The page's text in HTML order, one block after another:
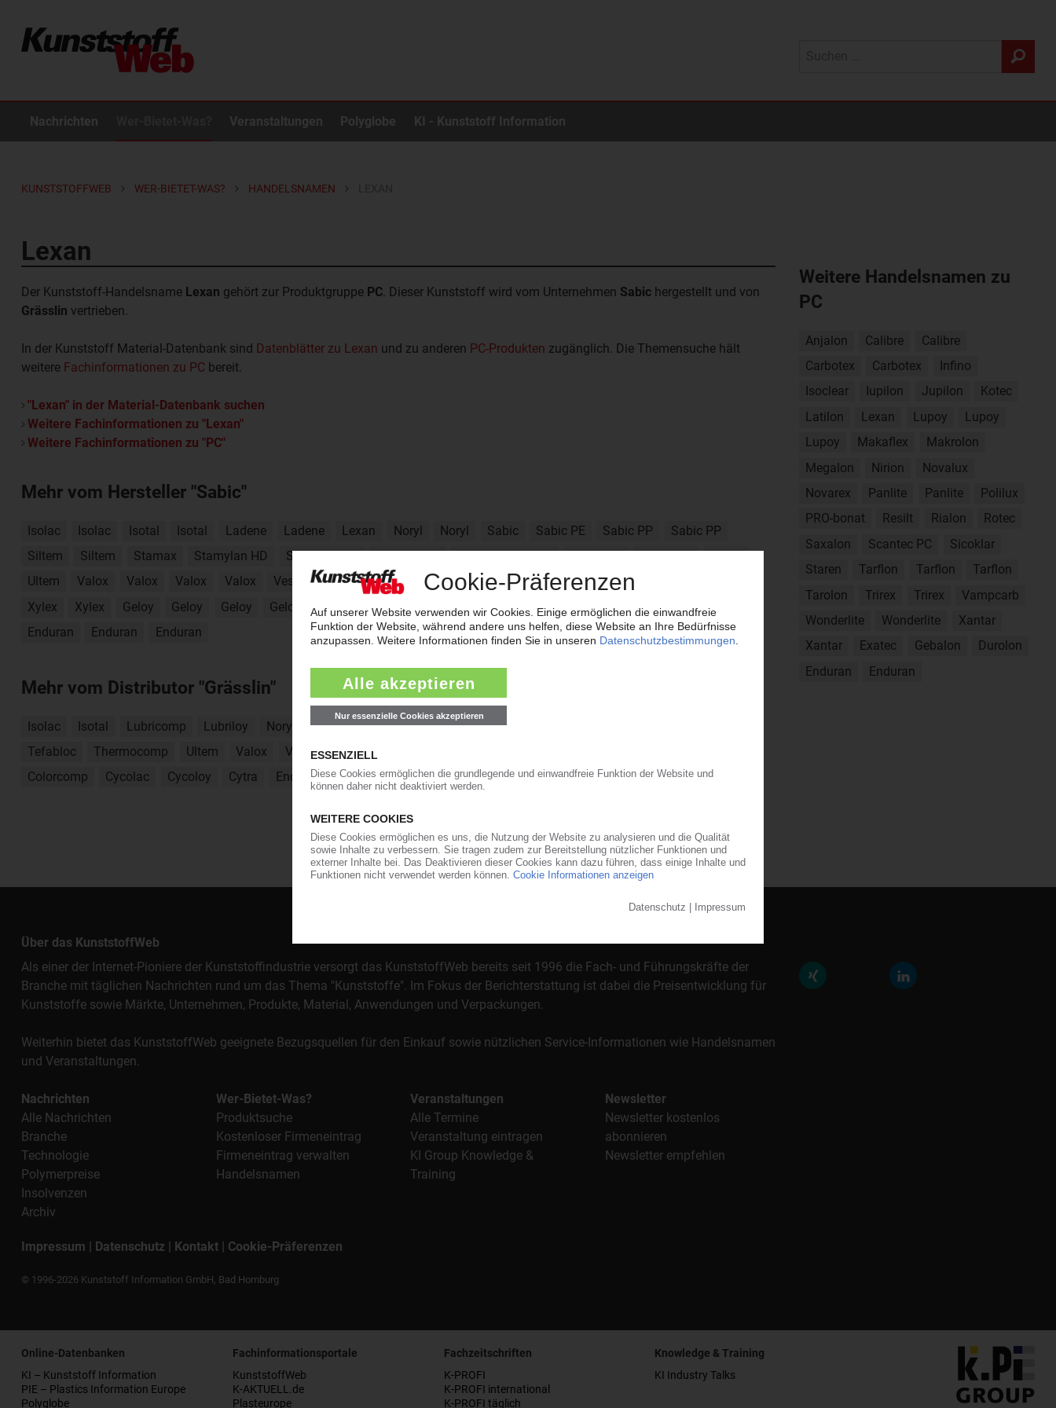
Nachrichten Veranstaltungen Polyglobe KI - Kunststoff Information
KUNSTSTOFFWEB WER-BIETET-WAS? HANDELSNAMEN
Lexan
Der Kunststoff-Handelsname Lexan gehört zur Produktgruppe PC . Dieser Kunststoff wird vom Unternehmen Sabic hergestellt und von
Grässlin vertrieben.
In der Kunststoff Material-Datenbank sind Datenblätter zu Lexan und zu anderen PC-Produkten zugänglich. Die Themensuche hält
weitere Fachinformationen zu PC bereit.
"Lexan" in der Material-Datenbank suchen
Weitere Fachinformationen zu "Lexan"
Weitere Fachinformationen zu "PC"
Mehr vom Hersteller "Sabic"
Isolac Isolac Isotal Isotal Ladene Ladene Lexan Noryl Noryl Sabic Sabic PE Sabic PP
Sabic PP
Siltem
Siltem Stamax Stamylan HD Stamylan LD Stamylan P Stamylan UHMW Stamylex Stamytec
Ultem
Ultem
Valox Valox Valox Valox Vestolen A Vestolen A Vestolen E Vestolen P Vestolen P
Xylex
Xylex Geloy Geloy Geloy Geloy Cycolac Cycolac Cycoloy Cycoloy Cytra Cytra
Enduran
Enduran
Enduran Enduran
Mehr vom Distributor "Grässlin"
Isolac Isotal Lubricomp Lubriloy Noryl Ryton Siltem Staramide Starflam
Tefabloc
Thermocomp Ultem Valox Valox Verton
Colorcomp
Cycolac Cycoloy Cytra Enduran Enduran
Weitere Handelsnamen zu
PC
Anjalon Calibre
Calibre
Carbotex
Carbotex
Infino
Isoclear
Iupilon Jupilon
Kotec
Latilon
Lexan Lupoy
Lupoy
Lupoy
Makaflex
Makrolon
Megalon
Nirion
Novalux
Novarex
Panlite Panlite
Polilux
PRO-bonat
Resilt Rialon
Rotec
Saxalon
Scantec PC
Sicoklar
Staren
Tarflon Tarflon
Tarflon
Tarolon
Trirex Trirex
Vampcarb
Wonderlite
Wonderlite
Xantar
Xantar
Exatec Gebalon
Durolon
Enduran
Enduran
Über das KunststoffWeb
Als einer der Internet-Pioniere der Kunststoffindustrie versorgt das KunststoffWeb bereits seit 1996 die Fach- und Führungskräfte der
Branche mit täglichen Nachrichten rund um das Thema "Kunststoffe". Im Fokus der Berichterstattung ist dabei die Preisentwicklung für
Kunststoffe sowie Märkte, Unternehmen, Produkte, Material, Anwendungen und Verpackungen.
Weiterhin bietet das KunststoffWeb geeignete Bezugsquellen für den Einkauf sowie nützlichen Service-Informationen wie Handelsnamen
und Veranstaltungen.
Nachrichten
Alle Nachrichten
Branche
Technologie
Polymerpreise
Insolvenzen
Archiv
Wer-Bietet-Was?
Produktsuche
Kostenloser Firmeneintrag
Firmeneintrag verwalten
Handelsnamen
Veranstaltungen
Alle Termine
Veranstaltung eintragen
KI Group Knowledge &
Training
Newsletter
Newsletter kostenlos
abonnieren
Newsletter empfehlen
Impressum | Datenschutz | Kontakt | Cookie-Präferenzen
© 1996-2026 Kunststoff Information GmbH, Bad Homburg
Online-Datenbanken
KI – Kunststoff Information
PIE – Plastics Information Europe
Polyglobe
Fachinformationsportale
KunststoffWeb
K-AKTUELL.de
Plasteurope
Fachzeitschriften
K-PROFI
K-PROFI international
K-PROFI täglich
Knowledge & Training
KI Industry Talks